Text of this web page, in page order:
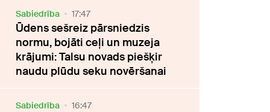
Sabiedrība 17:47
Ūdens sešreiz pārsniedzis
normu, bojāti ceļi un muzeja
krājumi: Talsu novads piešķir
naudu plūdu seku novēršanai
Sabiedrība 16:47